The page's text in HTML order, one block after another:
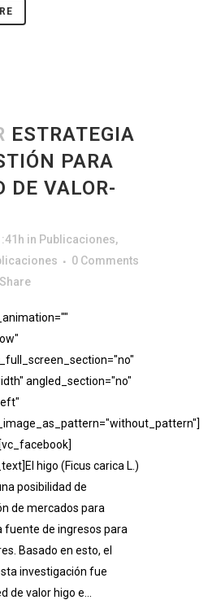
ESTRATEGIA
PARA
DE VALOR-
in Publicaciones,
0 Comments
Share
angled_section="no"
higo (Ficus carica L.)
posibilidad de
de mercados para
fuente de ingresos para
Basado en esto, el
investigación fue
de valor higo e...